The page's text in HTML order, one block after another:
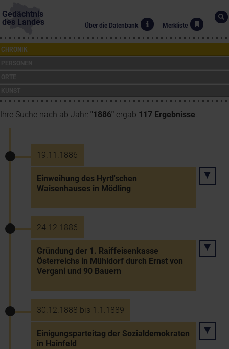
Gedächtnis
des Landes
Über die Datenbank Merkliste
CHRONIK
Ihre Suche nach ab Jahr: "1886" ergab 117 Ergebnisse.
19.11.1886
Einweihung des Hyrtl'schen
Waisenhauses in Mödling
24.12.1886
Gründung der 1. Raiffeisenkasse
Österreichs in Mühldorf durch Ernst von
Vergani und 90 Bauern
30.12.1888 bis 1.1.1889
Einigungsparteitag der Sozialdemokraten
in Hainfeld